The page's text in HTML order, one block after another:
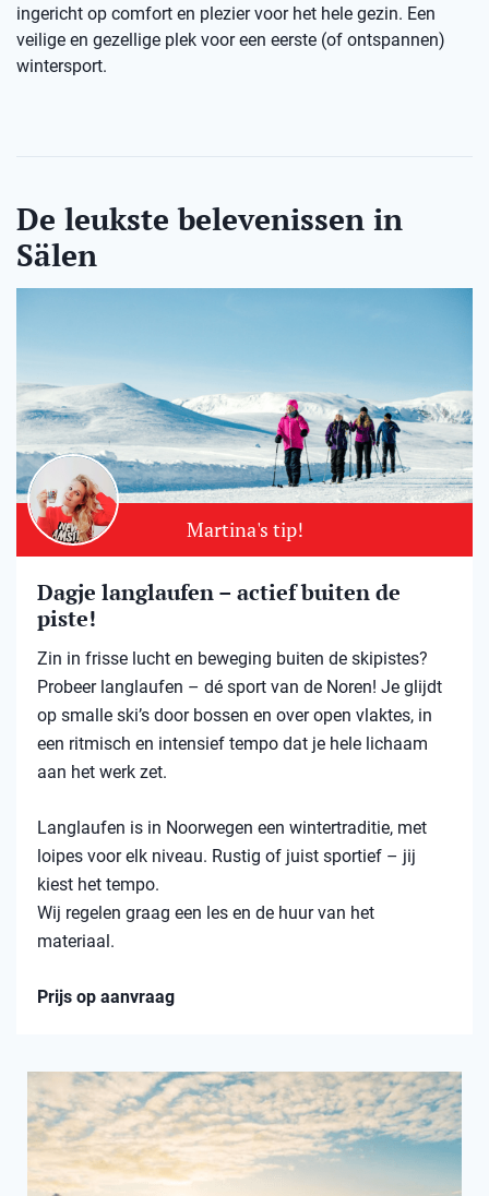
ingericht op comfort en plezier voor het hele gezin. Een
veilige en gezellige plek voor een eerste (of ontspannen)
wintersport.
De leukste belevenissen in
Sälen
Martina's tip!
Dagje langlaufen – actief buiten de
piste!
Zin in frisse lucht en beweging buiten de skipistes?
Probeer langlaufen – dé sport van de Noren! Je glijdt
op smalle ski’s door bossen en over open vlaktes, in
een ritmisch en intensief tempo dat je hele lichaam
aan het werk zet.
Langlaufen is in Noorwegen een wintertraditie, met
loipes voor elk niveau. Rustig of juist sportief – jij
kiest het tempo.
Wij regelen graag een les en de huur van het
materiaal.
Prijs op aanvraag